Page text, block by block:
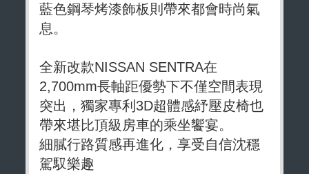
藍色鋼琴烤漆飾板則帶來都會時尚氣
息。
全新改款NISSAN SENTRA在
2,700mm長軸距優勢下不僅空間表現
突出，獨家專利3D超體感紓壓皮椅也
帶來堪比頂級房車的乘坐饗宴。
細膩行路質感再進化，享受自信沈穩
駕馭樂趣